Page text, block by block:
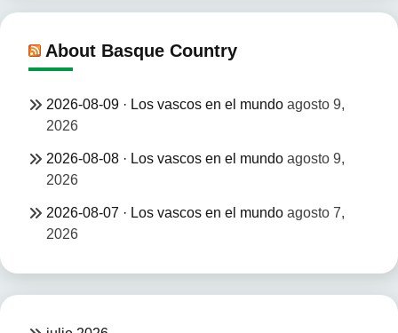
About Basque Country
2026-08-09 · Los vascos en el mundo agosto 9,
2026
2026-08-08 · Los vascos en el mundo agosto 9,
2026
2026-08-07 · Los vascos en el mundo agosto 7,
2026